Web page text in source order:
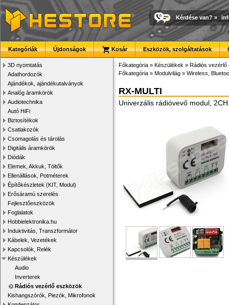
Kérdése van? »
Kategóriák Újdonságok Kosár Eszközök, szolgáltatások
3D nyomtatás
Adathordozók
Ajándékok, ajándékutalványok
Analóg áramkörök
Audiotechnika
Autó HiFi
Biztosítékok
Csatlakozók
Csomagolás és tárolás
Digitális áramkörök
Diódák
Elemek, Akkuk, Töltők
Ellenállások, Potméterek
Építőkészletek (KIT, Modul)
Erősáramú szerelés
Fejlesztőeszközök
Foglalatok
Hobbielektronika.hu
Induktivitás, Transzformátor
Kábelek, Vezetékek
Kapcsolók, Relék
Készülékek
Audio
Inverterek
Rádiós vezérlő eszközök
Kishangszórók, Piezók, Mikrofonok
Főkategória » Készülékek » Rádiós vezérlő
Főkategória » Modulvilág » Wireless,
RX-MULTI
Univerzális rádióvevő modul,